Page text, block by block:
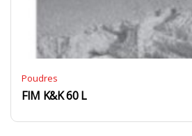
Poudres
FIM K&K 60 L